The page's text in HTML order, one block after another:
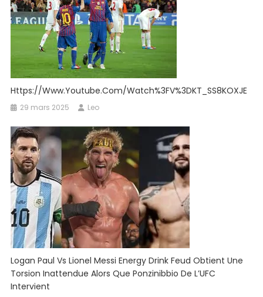
Https://www.youtube.com/watch%3FV%3DKT_SS8KOXJE
29 mars 2025 Leo
Logan Paul Vs Lionel Messi Energy Drink Feud Obtient Une
Torsion Inattendue Alors Que Ponzinibbio De L’UFC
Intervient